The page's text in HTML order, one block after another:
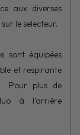
aux diverses
le selecteur.
sont équipées
et respirante
Pour plus de
à l'arrière